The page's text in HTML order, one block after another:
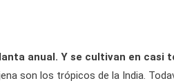
anual. Y se cultivan en casi
son los trópicos de la India.